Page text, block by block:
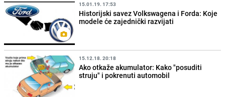
15.01.19. 17:53
Historijski savez Volkswagena i Forda: Koje
modele će zajednički razvijati
15.12.18. 20:18
Ako otkaže akumulator: Kako "posuditi
struju" i pokrenuti automobil